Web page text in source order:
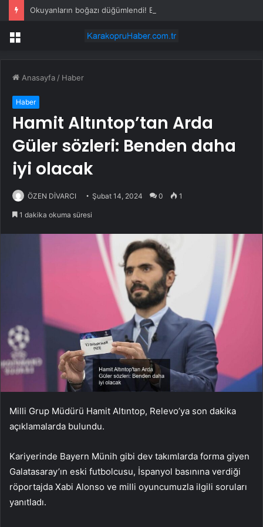
Menü
Anasayfa / Haber
Haber
Hamit Altıntop’tan Arda
Güler sözleri: Benden daha
iyi olacak
ÖZEN DİVARCI Şubat 14, 2024 0 1
1 dakika okuma süresi
Milli Grup Müdürü Hamit Altıntop, Relevo’ya son dakika
açıklamalarda bulundu.
Kariyerinde Bayern Münih gibi dev takımlarda forma giyen
Galatasaray’ın eski futbolcusu, İspanyol basınına verdiği
röportajda Xabi Alonso ve milli oyuncumuzla ilgili soruları
yanıtladı.